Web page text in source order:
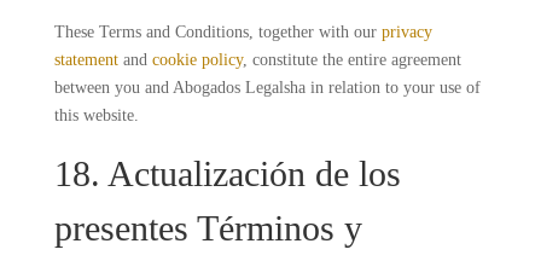
These Terms and Conditions, together with our privacy
statementand cookie policy, constitute the entire agreement
between you and Abogados Legalsha in relation to your use of
this website.
18. Actualización de los
presentes Términos y